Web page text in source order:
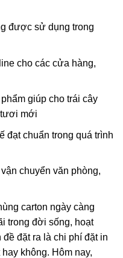
được sử dụng trong
cho các cửa hàng,
giúp cho trái cây
tươi mới
đạt chuẩn trong quá trình
chuyển văn phòng,
carton ngày càng
trong đời sống, hoạt
đặt ra là chi phí đặt in
không. Hôm nay,